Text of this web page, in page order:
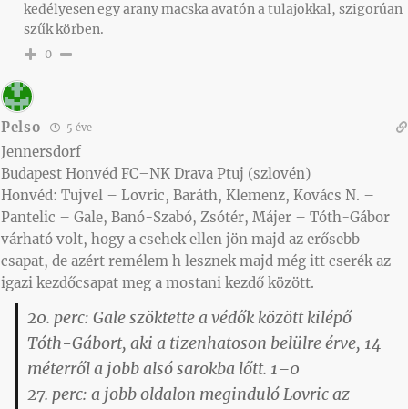
kedélyesen egy arany macska avatón a tulajokkal, szigorúan
szűk körben.
0
Pelso 5 éve
Jennersdorf
Budapest Honvéd FC–NK Drava Ptuj (szlovén)
Honvéd: Tujvel – Lovric, Baráth, Klemenz, Kovács N. –
Pantelic – Gale, Banó-Szabó, Zsótér, Májer – Tóth-Gábor
várható volt, hogy a csehek ellen jön majd az erősebb
csapat, de azért remélem h lesznek majd még itt cserék az
igazi kezdőcsapat meg a mostani kezdő között.
20. perc: Gale szöktette a védők között kilépő
Tóth-Gábort, aki a tizenhatoson belülre érve, 14
méterről a jobb alsó sarokba lőtt. 1–0
27. perc: a jobb oldalon meginduló Lovric az